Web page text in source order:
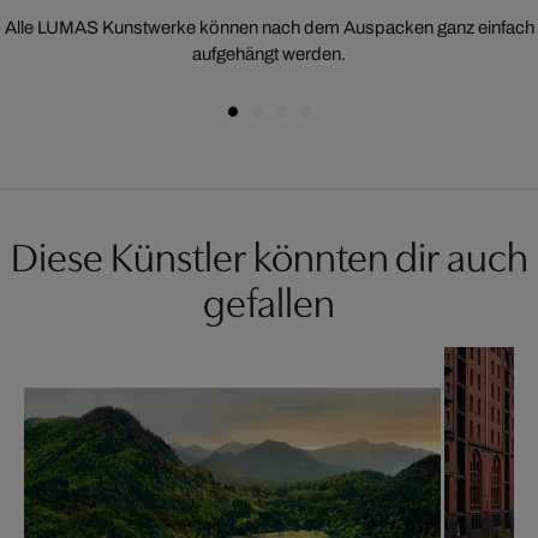
Alle LUMAS Kunstwerke können nach dem Auspacken ganz einfach
aufgehängt werden.
Diese Künstler könnten dir auch
gefallen